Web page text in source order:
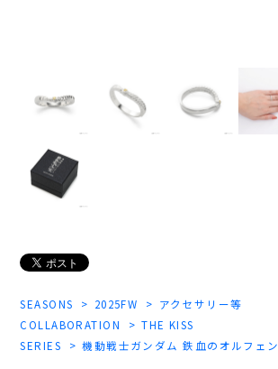
SEASONS 2025FW
アクセサリー等
COLLABORATION
THE KISS
SERIES
機動戦士ガンダム 鉄血のオルフェ